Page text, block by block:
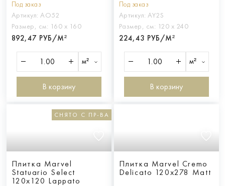
Под заказ
Артикул: AO52
Размер, см: 160 х 160
892,47 РУБ/М²
м²
В корзину
Под заказ
Артикул: AY2S
Размер, см: 120 х 240
224,43 РУБ/М²
м²
В корзину
СНЯТО С ПР-ВА
Плитка Marvel
Statuario Select
120x120 Lappato
Плитка Marvel Cremo
Delicato 120x278 Matt